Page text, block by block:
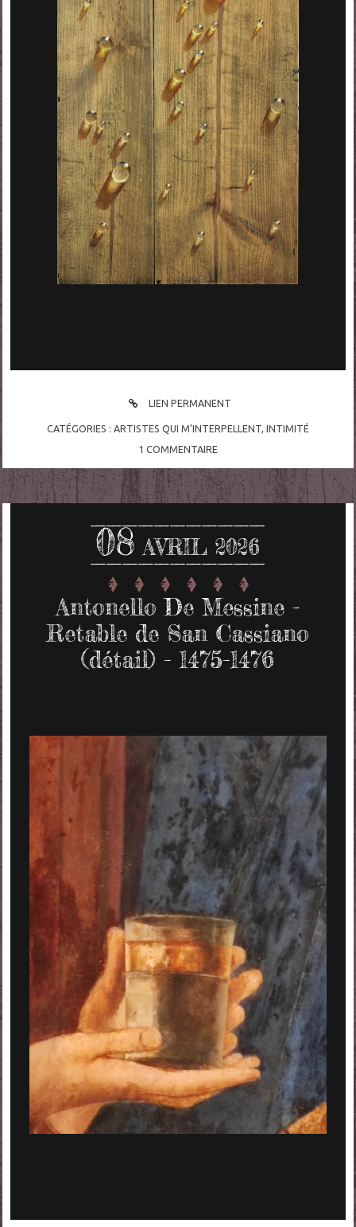
LIEN PERMANENT
CATÉGORIES : ARTISTES QUI M'INTERPELLENT, INTIMITÉ
1 COMMENTAIRE
08 AVRIL 2026
Antonello De Messine -
Retable de San Cassiano
(détail) - 1475-1476